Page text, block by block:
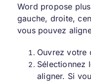
Word propose
gauche, droite,
vous pouvez
Ouvrez votre
Sélectionnez
aligner. Si